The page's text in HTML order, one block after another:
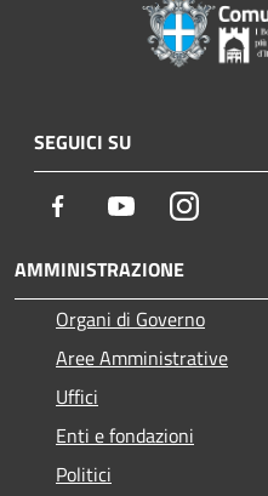
SEGUICI SU
Facebook YoutubeInstagram
AMMINISTRAZIONE
Organi di Governo
Aree Amministrative
Uffici
Enti e fondazioni
Politici